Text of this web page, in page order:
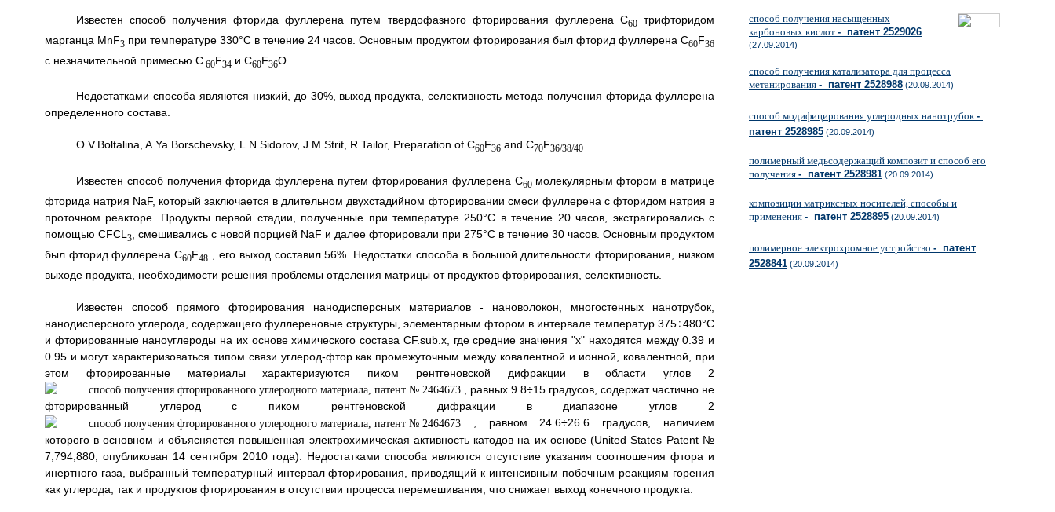
Известен способ получения фторида фуллерена путем твердофазного фторирования фуллерена C60трифторидом
марганца MnF3при температуре 330°C в течение 24 часов. Основным продуктом фторирования был фторид фуллерена C60F36
с незначительной примесью C60F34 и C60F36O.
Недостатками способа являются низкий, до 30%, выход продукта, селективность метода получения фторида фуллерена
определенного состава.
O.V.Boltalina, A.Ya.Borschevsky, L.N.Sidorov, J.M.Strit, R.Tailor, Preparation оf C60F36and C70F36/38/40.
Известен способ получения фторида фуллерена путем фторирования фуллерена C60 молекулярным фтором в матрице
фторида натрия NaF, который заключается в длительном двухстадийном фторировании смеси фуллерена с фторидом натрия в
проточном реакторе. Продукты первой стадии, полученные при температуре 250°C в течение 20 часов, экстрагировались с
помощью CFCL 3, смешивались с новой порцией NaF и далее фторировали при 275°C в течение 30 часов. Основным продуктом
был фторид фуллерена C60F48
, его выход составил 56%. Недостатки способа в большой длительности фторирования, низком
выходе продукта, необходимости решения проблемы отделения матрицы от продуктов фторирования, селективность.
Известен способ прямого фторирования нанодисперсных материалов - нановолокон, многостенных нанотрубок,
нанодисперсного углерода, содержащего фуллереновые структуры, элементарным фтором в интервале температур 375÷480°C
и фторированные наноуглероды на их основе химического состава CF.sub.x, где средние значения "х" находятся между 0.39 и
0.95 и могут характеризоваться типом связи углерод-фтор как промежуточным между ковалентной и ионной, ковалентной, при
этом фторированные материалы характеризуются пиком рентгеновской дифракции в области углов 2
, равных 9.8÷15 градусов, содержат частично не
фторированный углерод с пиком рентгеновской дифракции в диапазоне углов 2
, равном 24.6÷26.6 градусов, наличием
которого в основном и объясняется повышенная электрохимическая активность катодов на их основе (United States Patent №
7,794,880, опубликован 14 сентября 2010 года). Недостатками способа являются отсутствие указания соотношения фтора и
инертного газа, выбранный температурный интервал фторирования, приводящий к интенсивным побочным реакциям горения
как углерода, так и продуктов фторирования в отсутствии процесса перемешивания, что снижает выход конечного продукта.
способ получения насыщенных
карбоновых кислот - патент 2529026
(27.09.2014)
способ получения катализатора для процесса
метанирования - патент 2528988 (20.09.2014)
способ модифицирования углеродных нанотрубок-
патент 2528985 (20.09.2014)
полимерный медьсодержащий композит и способ его
получения - патент 2528981 (20.09.2014)
композиции матриксных носителей, способы и
применения - патент 2528895 (20.09.2014)
полимерное электрохромное устройство - патент
2528841 (20.09.2014)